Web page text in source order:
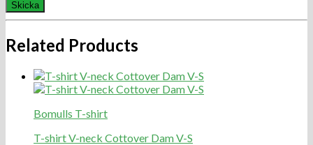
Related Products
Bomulls T-shirt
T-shirt V-neck Cottover Dam V-S